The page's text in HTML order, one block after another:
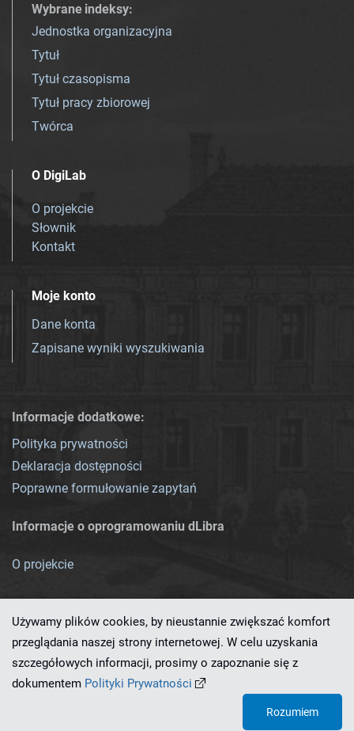
Wybrane indeksy:
Jednostka organizacyjna
Tytuł
Tytuł czasopisma
Tytuł pracy zbiorowej
Twórca
O DigiLab
O projekcie
Słownik
Kontakt
Moje konto
Dane konta
Zapisane wyniki wyszukiwania
Informacje dodatkowe:
Polityka prywatności
Deklaracja dostępności
Poprawne formułowanie zapytań
Informacje o oprogramowaniu dLibra
O projekcie
Ten serwis działa dzięki oprogramowaniu
Używamy plików cookies, by nieustannie zwiększać komfort
przeglądania naszej strony internetowej. W celu uzyskania
szczegółowych informacji, prosimy o zapoznanie się z
dokumentem Polityki Prywatności
Rozumiem